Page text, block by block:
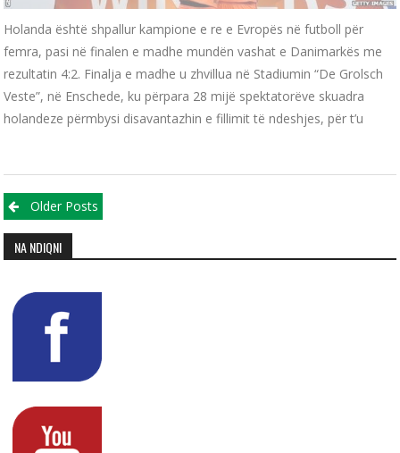
Holanda është shpallur kampione e re e Evropës në futboll për
femra, pasi në finalen e madhe mundën vashat e Danimarkës me
rezultatin 4:2. Finalja e madhe u zhvillua në Stadiumin “De Grolsch
Veste”, në Enschede, ku përpara 28 mijë spektatorëve skuadra
holandeze përmbysi disavantazhin e fillimit të ndeshjes, për t’u
Posts navigation
Older Posts
NA NDIQNI